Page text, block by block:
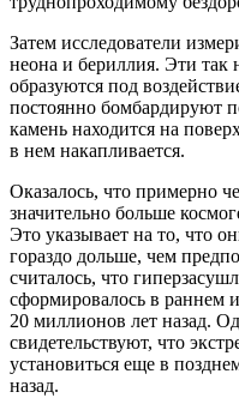
Затем исследователи
неона и бериллия. Эти
образуются под
постоянно бомбардируют
камень находится на
в нем накапливается.
Оказалось, что примерно
значительно больше
Это указывает на то, что
гораздо дольше, чем
считалось, что
сформировалось в раннем
20 миллионов лет назад.
свидетельствуют, что
установиться еще в
назад.